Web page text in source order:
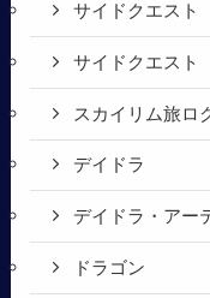
サイドクエスト
サイドクエスト
スカイリム旅ロ
デイドラ
デイドラ・アー
ドラゴン